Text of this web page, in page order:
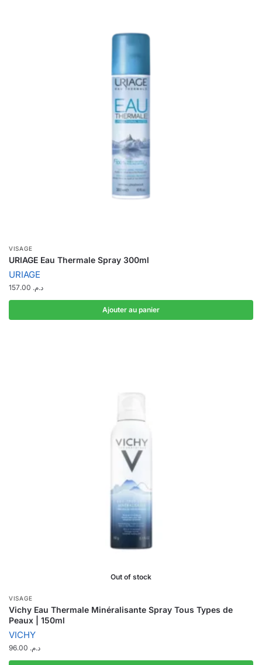
VISAGE
URIAGE Eau Thermale Spray 300ml
URIAGE
د.م.
Ajouter au panier
Out of stock
VISAGE
Vichy Eau Thermale Minéralisante Spray Tous Types de
Peaux | 150ml
VICHY
د.م.